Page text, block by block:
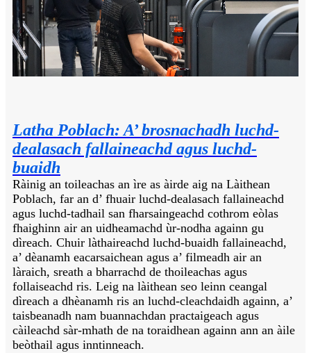
Latha Poblach: A’ brosnachadh luchd-
dealasach fallaineachd agus luchd-
buaidh
Ràinig an toileachas an ìre as àirde aig na Làithean
Poblach, far an d’ fhuair luchd-dealasach fallaineachd
agus luchd-tadhail san fharsaingeachd cothrom eòlas
fhaighinn air an uidheamachd ùr-nodha againn gu
dìreach. Chuir làthaireachd luchd-buaidh fallaineachd,
a’ dèanamh eacarsaichean agus a’ filmeadh air an
làraich, sreath a bharrachd de thoileachas agus
follaiseachd ris. Leig na làithean seo leinn ceangal
dìreach a dhèanamh ris an luchd-cleachdaidh againn, a’
taisbeanadh nam buannachdan practaigeach agus
càileachd sàr-mhath de na toraidhean againn ann an àile
beòthail agus inntinneach.